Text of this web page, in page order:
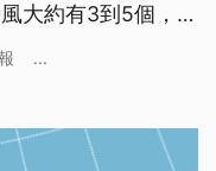
大約有3到5個，而
...